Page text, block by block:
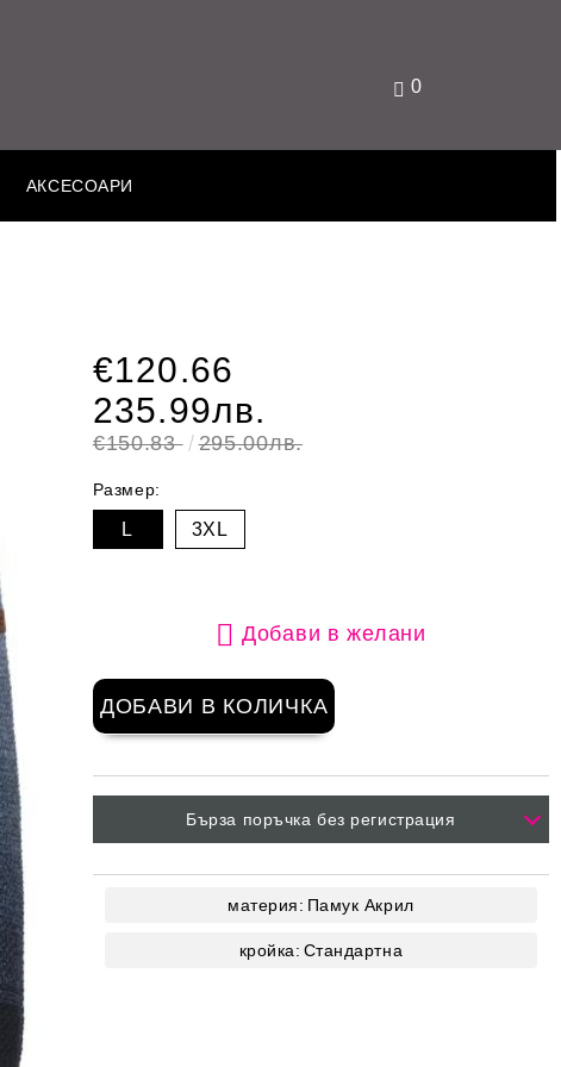
0
АКСЕСОАРИ
€120.66
235.99лв.
€150.83 295.00лв.
Размер:
L 3XL
Добави в желани
Бърза поръчка без регистрация
материя: Памук Акрил
кройка: Стандартна